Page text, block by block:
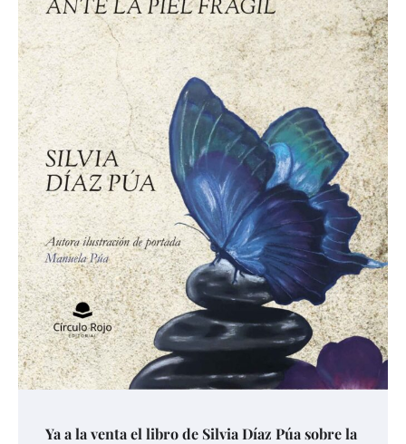
Ya a la venta el libro de Silvia Díaz Púa sobre la